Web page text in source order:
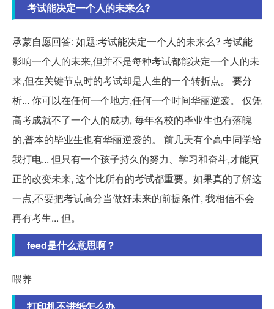
考试能决定一个人的未来么?
承蒙自愿回答: 如题:考试能决定一个人的未来么? 考试能
影响一个人的未来,但并不是每种考试都能决定一个人的未
来,但在关键节点时的考试却是人生的一个转折点。 要分
析... 你可以在任何一个地方,任何一个时间华丽逆袭。 仅凭
高考成就不了一个人的成功, 每年名校的毕业生也有落魄
的,普本的毕业生也有华丽逆袭的。 前几天有个高中同学给
我打电... 但只有一个孩子持久的努力、学习和奋斗,才能真
正的改变未来, 这个比所有的考试都重要。如果真的了解这
一点,不要把考试高分当做好未来的前提条件, 我相信不会
再有考生... 但。
feed是什么意思啊？
喂养